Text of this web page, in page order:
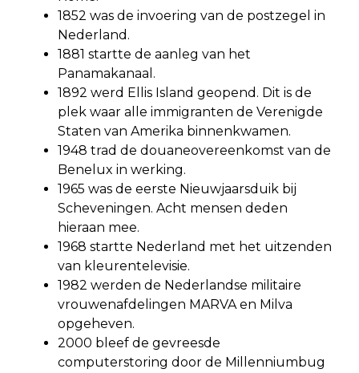
1852 was de invoering van de postzegel in
Nederland.
1881 startte de aanleg van het
Panamakanaal.
1892 werd Ellis Island geopend. Dit is de
plek waar alle immigranten de Verenigde
Staten van Amerika binnenkwamen.
1948 trad de douaneovereenkomst van de
Benelux in werking.
1965 was de eerste Nieuwjaarsduik bij
Scheveningen. Acht mensen deden
hieraan mee.
1968 startte Nederland met het uitzenden
van kleurentelevisie.
1982 werden de Nederlandse militaire
vrouwenafdelingen MARVA en Milva
opgeheven.
2000 bleef de gevreesde
computerstoring door de Millenniumbug